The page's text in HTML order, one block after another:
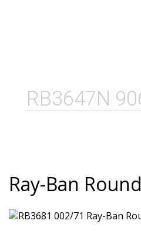
RB3647N
Ray-Ban